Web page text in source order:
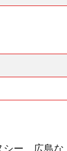
ー、広島な